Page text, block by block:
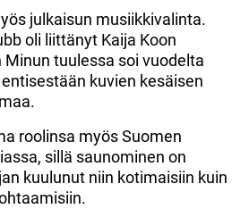
julkaisun musiikkivalinta.
oli liittänyt Kaija Koon
Minun tuulessa soi vuodelta
kuvien kesäisen
roolinsa myös Suomen
sillä saunominen on
kuulunut niin kotimaisiin kuin